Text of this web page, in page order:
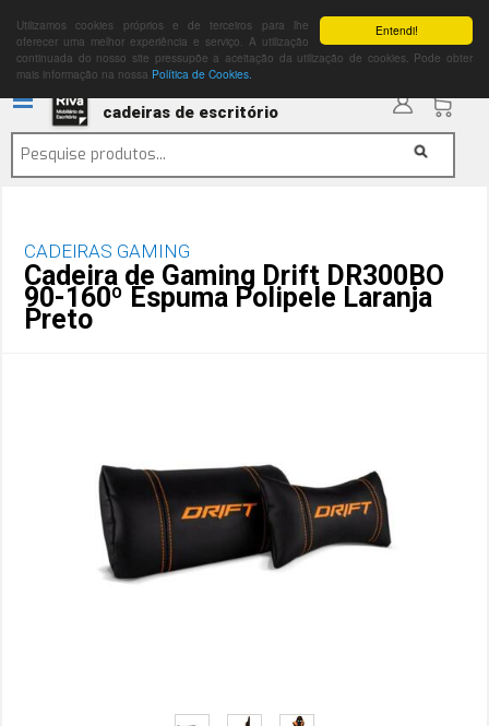
Entendi!
Utilizamos cookies próprios e de terceiros para lhe
oferecer uma melhor experiência e serviço. A utilização
continuada do nosso site pressupõe a aceitação da utilização de cookies. Pode obter
mais informação na nossa Política de Cookies.
cadeiras de escritório
CADEIRAS GAMING
Cadeira de Gaming Drift DR300BO
90-160º Espuma Polipele Laranja
Preto